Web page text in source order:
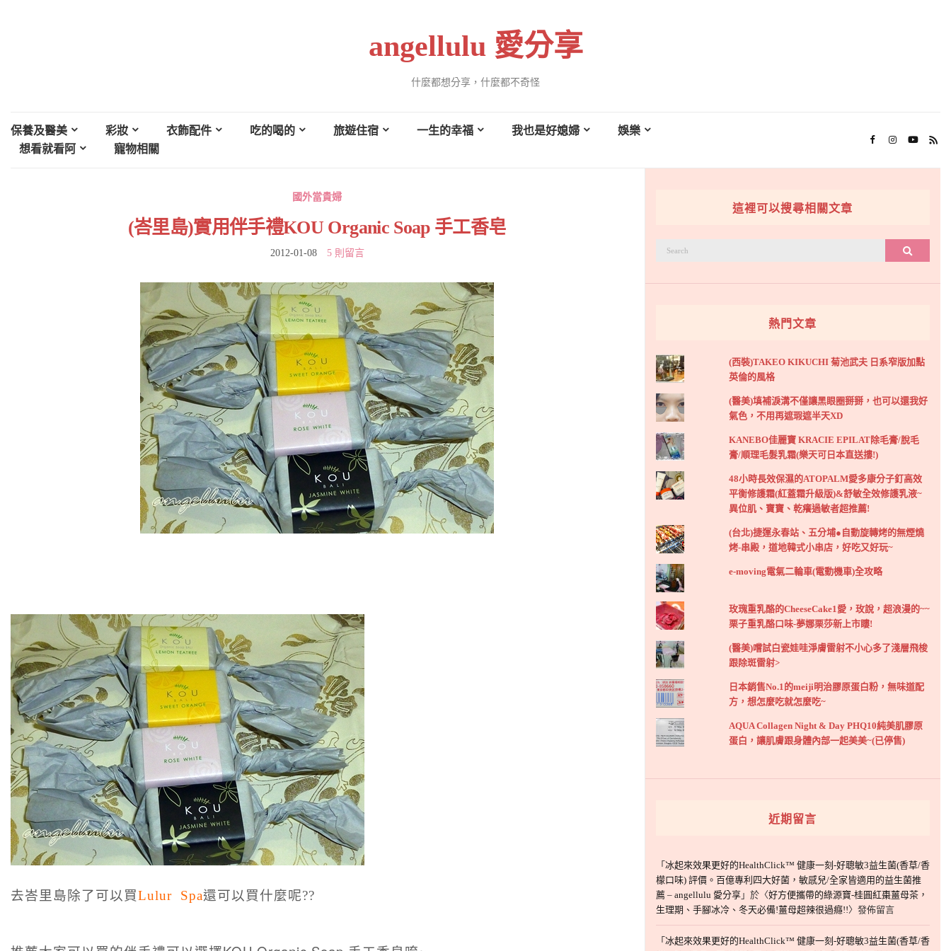
angellulu 愛分享
什麼都想分享，什麼都不奇怪
保養及醫美 彩妝 衣飾配件 吃的喝的 旅遊住宿 一生的幸福 我也是好媳婦
娛樂
想看就看阿
寵物相關
國外當貴婦
(峇里島)實用伴手禮KOU Organic Soap 手工香皂
2012-01-08 5 則留言
去峇里島除了可以買Lulur Spa還可以買什麼呢??
這裡可以搜尋相關文章
搜尋
熱門文章
(西裝)TAKEO KIKUCHI 菊池武夫 日系窄版加點
英倫的風格
(醫美)填補淚溝不僅讓黑眼圈掰掰，也可以還我好
氣色，不用再遮瑕遮半天XD
KANEBO佳麗寶 KRACIE EPILAT除毛膏/脫毛
膏/順理毛髮乳霜(樂天可日本直送摟!)
48小時長效保濕的ATOPALM愛多康分子釘高效
平衡修護霜(紅蓋霜升級版)&舒敏全效修護乳液~
異位肌、寶寶、乾癢過敏者超推薦!
(台北)捷運永春站、五分埔●自動旋轉烤的無煙燒
烤-串殿，道地韓式小串店，好吃又好玩~
e-moving電氣二輪車(電動機車)全攻略
玫瑰重乳酪的CheeseCake1愛，玫說，超浪漫的~~
栗子重乳酪口味-夢娜栗莎新上市瞜!
(醫美)嚐試白瓷娃哇淨膚雷射不小心多了淺層飛梭
跟除斑雷射>
日本銷售No.1的meiji明治膠原蛋白粉，無味道配
方，想怎麼吃就怎麼吃~
AQUA Collagen Night & Day PHQ10純美肌膠原
蛋白，讓肌膚跟身體內部一起美美~(已停售)
近期留言
「 冰起來效果更好的HealthClick™ 健康一刻-好聰敏3益生菌(香草/香
檬口味) 評價。百億專利四大好菌，敏感兒/全家皆適用的益生菌推
薦 – angellulu 愛分享 」於〈好方便攜帶的綠源寶-桂圓紅棗薑母茶，
生理期、手腳冰冷、冬天必備!薑母超辣很過癮!!〉發佈留言
「 冰起來效果更好的HealthClick™ 健康一刻-好聰敏3益生菌(香草/香